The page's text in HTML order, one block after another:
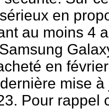
en
au moins 4
en
mise
Pour rappel